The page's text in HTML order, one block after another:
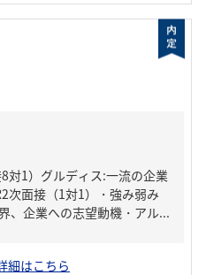
対1）グルディス:一流の企業
次面接（1対1）・強み弱み
、企業への志望動機・アル...
細はこちら